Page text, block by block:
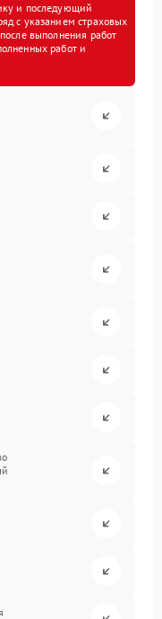
и последующий
с указанием страховых
выполнения работ
работ и